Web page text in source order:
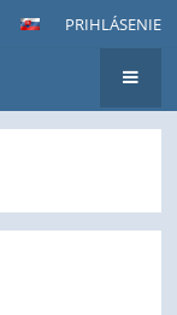
PRIHLÁSENIE